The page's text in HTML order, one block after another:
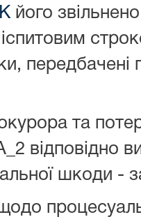
його
передбачені
та
відповідно
шкоди -